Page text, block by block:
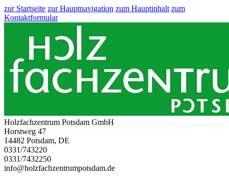
zur Startseite zur Hauptnavigation zum Hauptinhalt zum
Kontaktformular
Holzfachzentrum Potsdam GmbH
Horstweg 47
14482 Potsdam, DE
0331/743220
0331/7432250
info@holzfachzentrumpotsdam.de